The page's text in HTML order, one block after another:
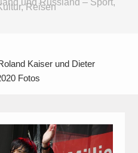
und Russland – Sport,
Reisen
Kaiser und Dieter
Fotos